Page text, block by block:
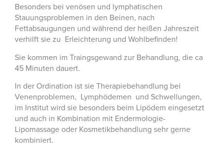
Besonders bei venösen und lymphatischen
Stauungsproblemen in den Beinen, nach
Fettabsaugungen und während der heißen Jahreszeit
verhilft sie zu Erleichterung und Wohlbefinden!
Sie kommen im Traingsgewand zur Behandlung, die ca
45 Minuten dauert.
In der Ordination ist sie Therapiebehandlung bei
Venenproblemen, Lymphödemen und Schwellungen,
im Institut wird sie besonders beim Lipödem eingesetzt
und auch in Kombination mit Endermologie-
Lipomassage oder Kosmetikbehandlung sehr gerne
kombiniert.